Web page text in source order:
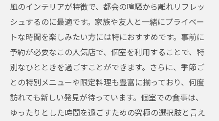
風のインテリアが特徴で、都会の喧騒から離れリフレッ
シュするのに最適です。家族や友人と一緒にプライベー
トな時間を楽しみたい方には特におすすめです。事前に
予約が必要なこの人気店で、個室を利用することで、特
別なひとときを過ごすことができます。さらに、季節ご
との特別メニューや限定料理も豊富に揃っており、何度
訪れても新しい発見が待っています。個室での食事は、
ゆったりとした時間を過ごすための究極の選択肢と言え